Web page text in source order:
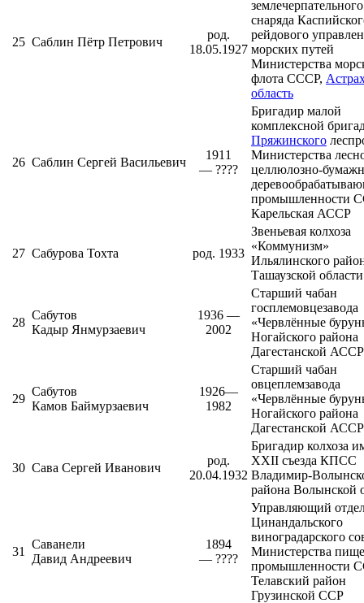
25 Саблин Пётр Петрович
род.
18.05.1927
землечерпательного
снаряда
рейдового
морских путей
Министерства
флота СССР,
область
26 Саблин Сергей Васильевич
1911
— ????
Бригадир малой
комплексной
Пряжинского
Министерства
целлюлозно-
промышленности
Карельская АССР
27 Сабурова Тохта род. 1933
Звеньевая колхоза
«Коммунизм»
Ильялинского
Ташаузской области
28
Сабутов
Кадыр Янмурзаевич
1936 —
2002
Старший чабан
госплемовцезавода
«Червлённые
Ногайского района
Дагестанской АССР
29
Сабутов
Камов Баймурзаевич
1926—
1982
Старший чабан
овцеплемзавода
«Червлённые
Ногайского района
Дагестанской АССР
30 Сава Сергей Иванович
род.
20.04.1932
Бригадир колхоза
XXII съезда КПСС
Владимир-
района Волынской
31
Саванели
Давид Андреевич
1894
— ????
Управляющий
Цинандальского
виноградарского
Министерства
промышленности
Телавский район
Грузинской ССР